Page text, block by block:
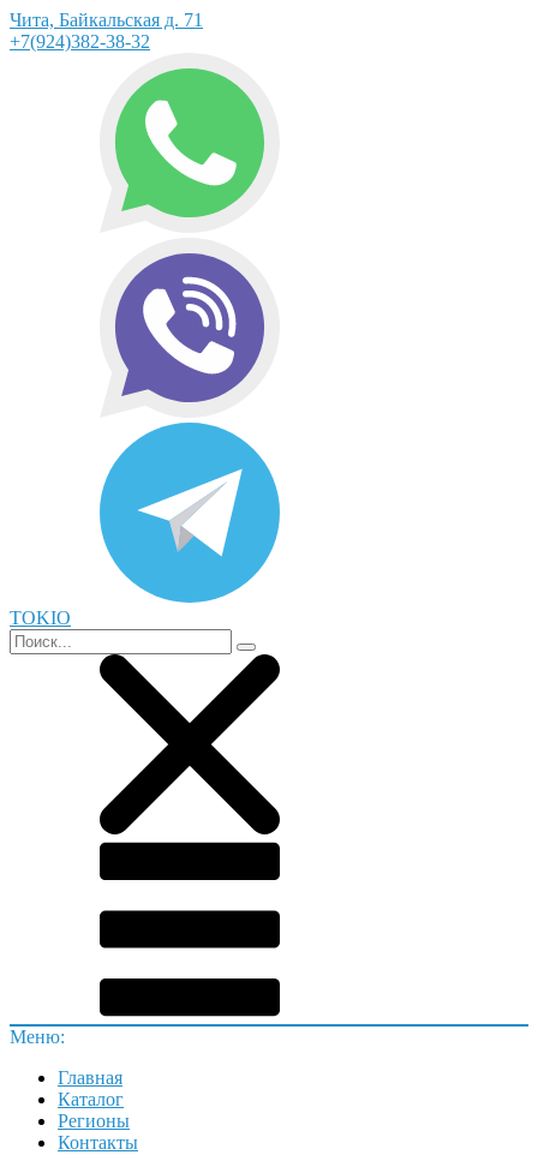
Чита, Байкальская д. 71
+7(924)382-38-32
TOKIO
Меню:
Главная
Каталог
Регионы
Контакты